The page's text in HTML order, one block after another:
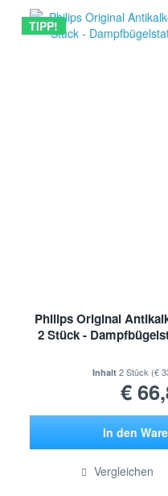
TIPP!
Philips Original
2 Stück -
Inhalt2 Stück (€
€
In den
Vergleichen